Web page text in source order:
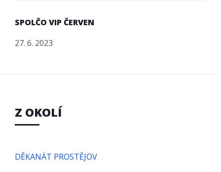
SPOLČO VIP ČERVEN
27. 6. 2023
Z OKOLÍ
DĚKANÁT PROSTĚJOV